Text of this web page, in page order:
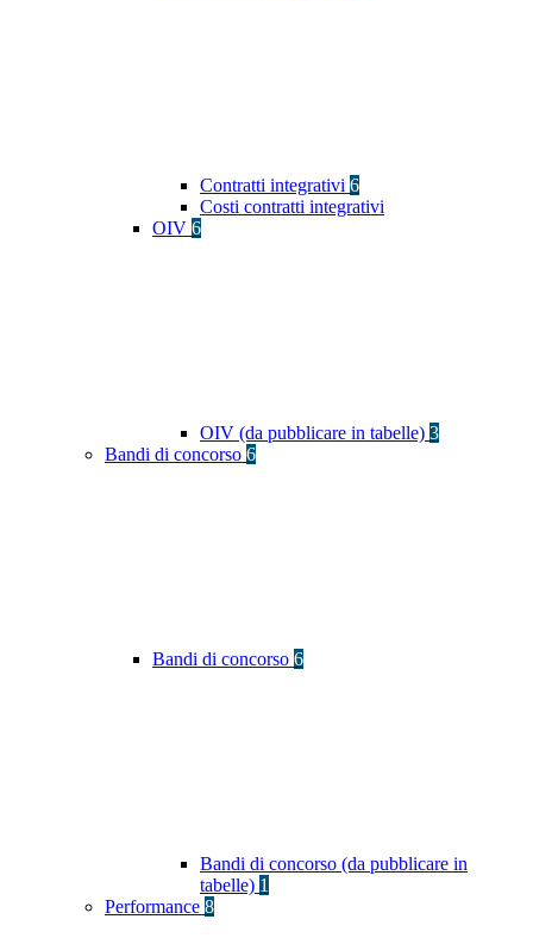
Contratti integrativi 6
Costi contratti integrativi
OIV 6
OIV (da pubblicare in tabelle) 3
Bandi di concorso 6
Bandi di concorso 6
Bandi di concorso (da pubblicare in
tabelle) 1
Performance 8